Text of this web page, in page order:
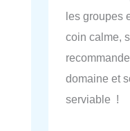
les groupes
coin calme,
domaine et
serviable !